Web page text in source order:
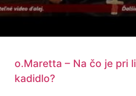
o.Maretta – Na čo je pri
kadidlo?